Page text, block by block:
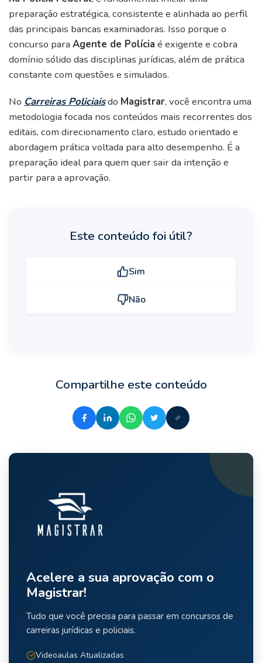
preparação estratégica, consistente e alinhada ao perfil
das principais bancas examinadoras. Isso porque o
concurso para Agente de Polícia é exigente e cobra
domínio sólido das disciplinas jurídicas, além de prática
constante com questões e simulados.
No Carreiras Policiaisdo Magistrar, você encontra uma
metodologia focada nos conteúdos mais recorrentes dos
editais, com direcionamento claro, estudo orientado e
abordagem prática voltada para alto desempenho. É a
preparação ideal para quem quer sair da intenção e
partir para a aprovação.
Este conteúdo foi útil?
Sim
Não
Compartilhe este conteúdo
Acelere a sua aprovação com o
Magistrar!
Tudo que você precisa para passar em concursos de
carreiras jurídicas e policiais.
Videoaulas Atualizadas